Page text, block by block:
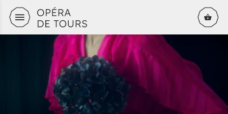
Aller au contenu principal